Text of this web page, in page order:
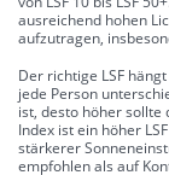
ausreichend hohen
aufzutragen,
Der richtige LSF
jede Person
ist, desto höher sollte
Index ist ein höher
stärkerer
empfohlen als auf